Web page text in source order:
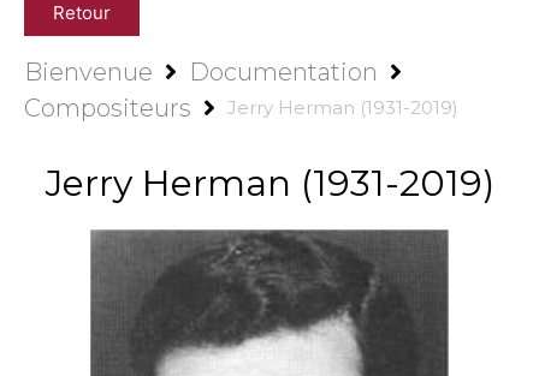
Retour
Bienvenue
Documentation
Compositeurs
Jerry Herman (1931-2019)
Jerry Herman (1931-2019)